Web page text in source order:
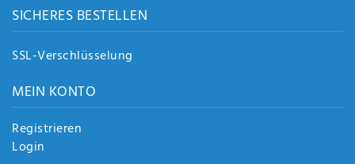
SICHERES BESTELLEN
SSL-Verschlüsselung
MEIN KONTO
Registrieren
Login